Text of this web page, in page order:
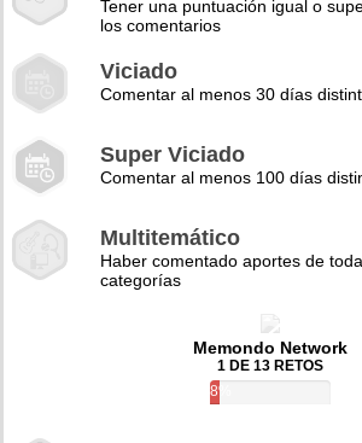
Tener una puntuación igual o
los comentarios
Viciado
Comentar al menos 30 días
Super Viciado
Comentar al menos 100 días
Multitemático
Haber comentado aportes de
categorías
Memondo Network
1 DE 13 RETOS
8%